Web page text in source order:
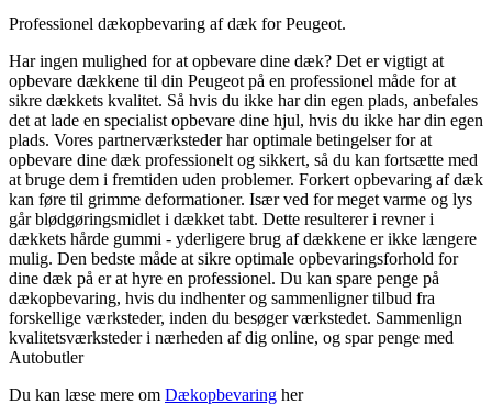
Professionel dækopbevaring af dæk for Peugeot.
Har ingen mulighed for at opbevare dine dæk? Det er vigtigt at
opbevare dækkene til din Peugeot på en professionel måde for at
sikre dækkets kvalitet. Så hvis du ikke har din egen plads, anbefales
det at lade en specialist opbevare dine hjul, hvis du ikke har din egen
plads. Vores partnerværksteder har optimale betingelser for at
opbevare dine dæk professionelt og sikkert, så du kan fortsætte med
at bruge dem i fremtiden uden problemer. Forkert opbevaring af dæk
kan føre til grimme deformationer. Især ved for meget varme og lys
går blødgøringsmidlet i dækket tabt. Dette resulterer i revner i
dækkets hårde gummi - yderligere brug af dækkene er ikke længere
mulig. Den bedste måde at sikre optimale opbevaringsforhold for
dine dæk på er at hyre en professionel. Du kan spare penge på
dækopbevaring, hvis du indhenter og sammenligner tilbud fra
forskellige værksteder, inden du besøger værkstedet. Sammenlign
kvalitetsværksteder i nærheden af dig online, og spar penge med
Autobutler
Du kan læse mere om Dækopbevaring her